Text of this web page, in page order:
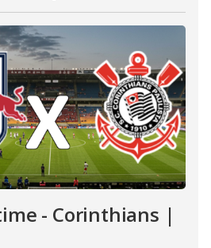
- Corinthians |